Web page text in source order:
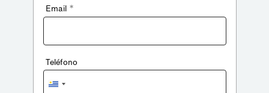
Email *
Teléfono
Uruguay